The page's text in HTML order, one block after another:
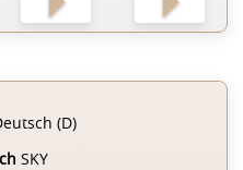
(D)
SKY